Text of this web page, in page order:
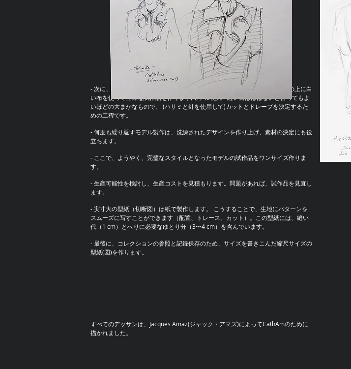
- 次に、デッサンの過程で漠然と決定したデザインを基に、木製のマネキンの上に白
い布を使って立体な試作品を作ります(モデル化) 。 縫い目はほぼないと言ってもよ
いほどの大まかなもので、 (ハサミと針を使用して)カットとドレープを決定するた
めの工程です。
- 何度も繰り返すモデル製作は、洗練されたデザインを作り上げ、素材の決定にも役
立ちます。
- ここで、ようやく、完璧なスタイルとなったモデルの試作品をワンサイズ作りま
す。
- 生産可能性を検討し、生産コストを見積もります。問題があれば、試作品を見直し
ます。
- 実寸大の型紙（切断図）は紙で製作します。 こうすることで、生地にパターンを
スムーズに写すことができます（配置、トレース、カット）。この型紙には、縫い
代（1 cm）とへりに必要なゆとり分（3〜4 cm）を含んでいます。
- 最後に、コレクションの参照と記録保存のため、サイズを書きこんだ縮尺サイズの
型紙(図)を作ります。
すべてのデッサンは、Jacques Amaz(ジャック・アマズ)によってCathAmのために
描かれました。